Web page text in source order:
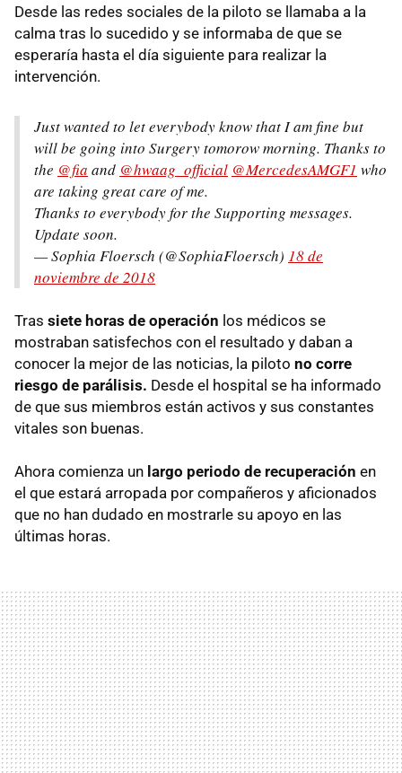
Desde las redes sociales de la piloto se llamaba a la
calma tras lo sucedido y se informaba de que se
esperaría hasta el día siguiente para realizar la
intervención.
Just wanted to let everybody know that I am fine but
will be going into Surgery tomorow morning. Thanks to
the @fia and @hwaag_official @MercedesAMGF1 who
are taking great care of me.
Thanks to everybody for the Supporting messages.
Update soon.
— Sophia Floersch (@SophiaFloersch) 18 de
noviembre de 2018
Tras siete horas de operación los médicos se
mostraban satisfechos con el resultado y daban a
conocer la mejor de las noticias, la piloto no corre
riesgo de parálisis. Desde el hospital se ha informado
de que sus miembros están activos y sus constantes
vitales son buenas.
Ahora comienza un largo periodo de recuperación en
el que estará arropada por compañeros y aficionados
que no han dudado en mostrarle su apoyo en las
últimas horas.